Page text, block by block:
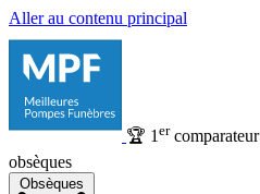
Aller au contenu principal
🏆 1 ercomparateur
obsèques
Obsèques